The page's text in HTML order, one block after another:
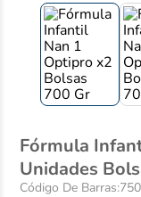
Fórmula Infantil Nan 1 Optipro Caja X X2
Unidades
Código De Barras:
3.
acetaminofen
.
colgate
.
pedialyte
6.
shampoo
dolex
8.
clotrimazol